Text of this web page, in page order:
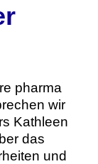
pharma
wir
Kathleen
das
und